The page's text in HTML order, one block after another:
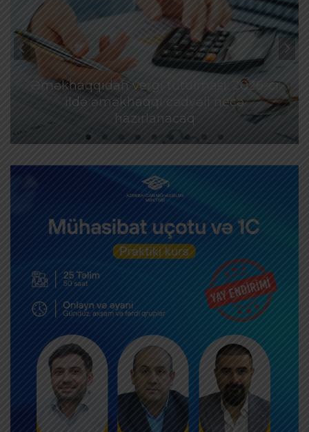
Əməkhaqqıdan vergi tutulması: 2026-cı
ildə əməkhaqqı cədvəli necə
hazırlanacaq